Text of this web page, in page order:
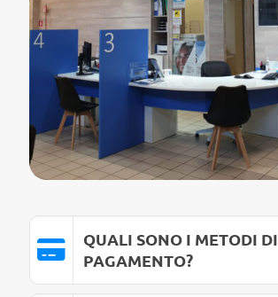
QUALI SONO I METODI DI
PAGAMENTO?